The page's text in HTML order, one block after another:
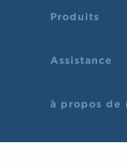
Produits
Assistance
à propos de